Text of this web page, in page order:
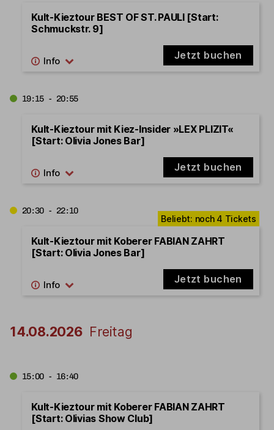
Kult-Kieztour BEST OF ST. PAULI [Start:
Schmuckstr. 9]
Jetzt buchen
19:15 - 20:55
Kult-Kieztour mit Kiez-Insider »LEX PLIZIT«
[Start: Olivia Jones Bar]
Jetzt buchen
20:30 - 22:10
Kult-Kieztour mit Koberer FABIAN ZAHRT
[Start: Olivia Jones Bar]
Jetzt buchen
14.08.2026 Freitag
15:00 - 16:40
Kult-Kieztour mit Koberer FABIAN ZAHRT
[Start: Olivias Show Club]